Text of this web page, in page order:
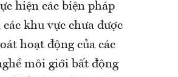
hiện các biện pháp
khu vực chưa được
hoạt động của các
môi giới bất động